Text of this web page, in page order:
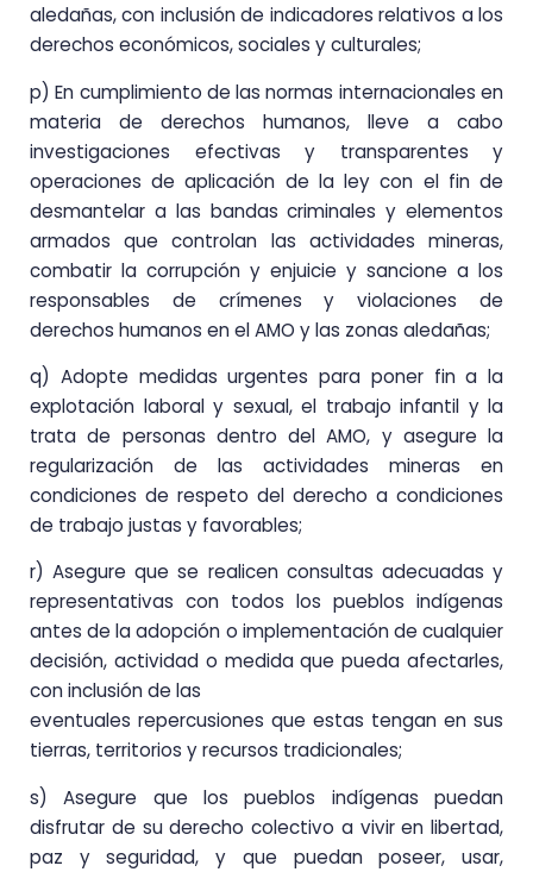
aledañas, con inclusión de indicadores relativos a los
derechos económicos, sociales y culturales;
p) En cumplimiento de las normas internacionales en
materia de derechos humanos, lleve a cabo
investigaciones efectivas y transparentes y
operaciones de aplicación de la ley con el fin de
desmantelar a las bandas criminales y elementos
armados que controlan las actividades mineras,
combatir la corrupción y enjuicie y sancione a los
responsables de crímenes y violaciones de
derechos humanos en el AMO y las zonas aledañas;
q) Adopte medidas urgentes para poner fin a la
explotación laboral y sexual, el trabajo infantil y la
trata de personas dentro del AMO, y asegure la
regularización de las actividades mineras en
condiciones de respeto del derecho a condiciones
de trabajo justas y favorables;
r) Asegure que se realicen consultas adecuadas y
representativas con todos los pueblos indígenas
antes de la adopción o implementación de cualquier
decisión, actividad o medida que pueda afectarles,
con inclusión de las
eventuales repercusiones que estas tengan en sus
tierras, territorios y recursos tradicionales;
s) Asegure que los pueblos indígenas puedan
disfrutar de su derecho colectivo a vivir en libertad,
paz y seguridad, y que puedan poseer, usar,